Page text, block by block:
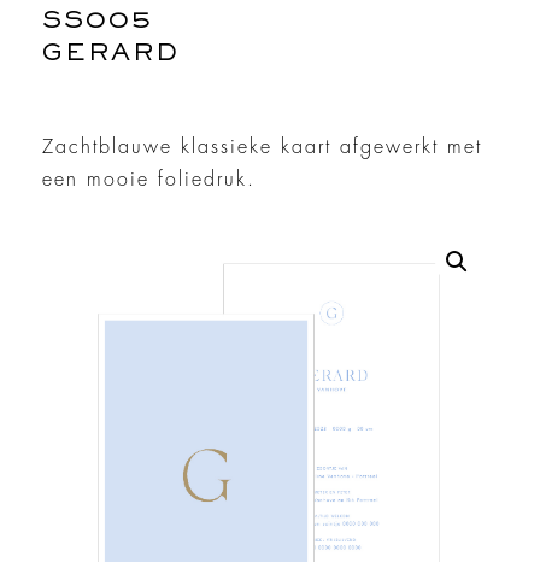
SS005
GERARD
Zachtblauwe klassieke kaart afgewerkt met
een mooie foliedruk.